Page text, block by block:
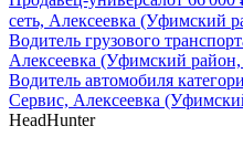
сеть, Алексеевка (Уфимский
Водитель грузового
Алексеевка (Уфимский
Водитель автомобиля
Сервис, Алексеевка
HeadHunter